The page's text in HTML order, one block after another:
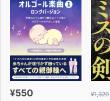
¥550 ¥1,320